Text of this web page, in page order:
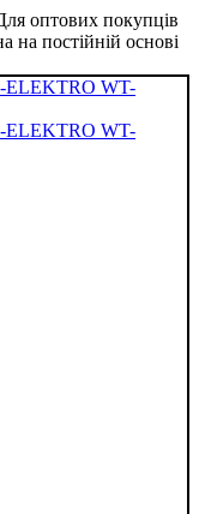
оптових покупців
на постійній основі